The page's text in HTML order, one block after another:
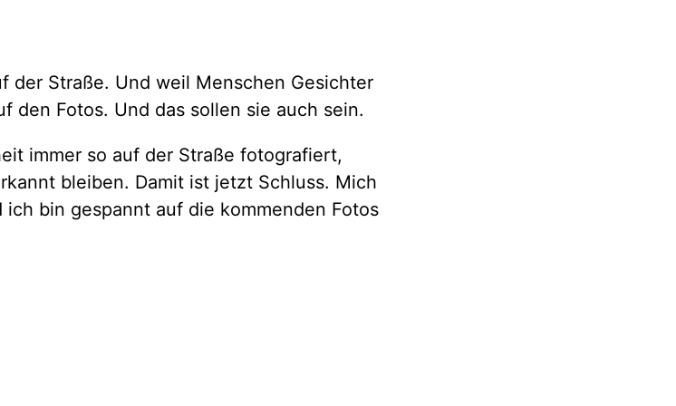
der Straße. Und weil Menschen Gesichter
den Fotos. Und das sollen sie auch sein.
immer so auf der Straße fotografiert,
bleiben. Damit ist jetzt Schluss. Mich
bin gespannt auf die kommenden Fotos